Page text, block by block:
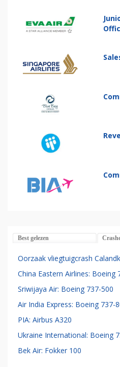
Best gelezen
Oorzaak vliegtuigcrash
China Eastern Airlines: Boeing
Sriwijaya Air: Boeing 737-500
Air India Express: Boeing 737-
PIA: Airbus A320
Ukraine International: Boeing
Bek Air: Fokker 100